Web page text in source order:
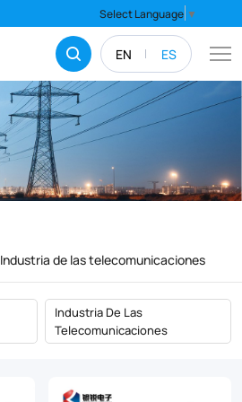
EN ES
Select Language ▼
Industria de las telecomunicaciones
Industria De Las
Telecomunicaciones